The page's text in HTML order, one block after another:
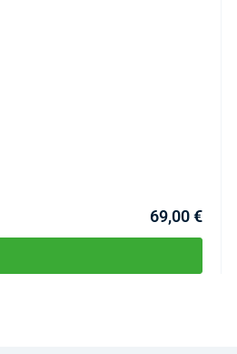
69,00 €